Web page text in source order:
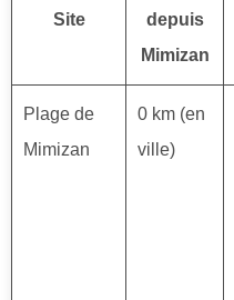
Site
depuis
Mimizan
Plage de
Mimizan
0 km (en
ville)